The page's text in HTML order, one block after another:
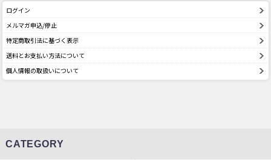
ログイン
メルマガ申込/停止
特定商取引法に基づく表示
送料とお支払い方法について
個人情報の取扱いについて
CATEGORY